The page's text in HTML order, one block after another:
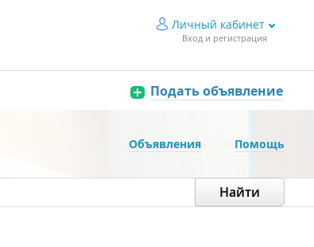
Личный кабинет
Вход и регистрация
Подать объявление
Объявления Помощь